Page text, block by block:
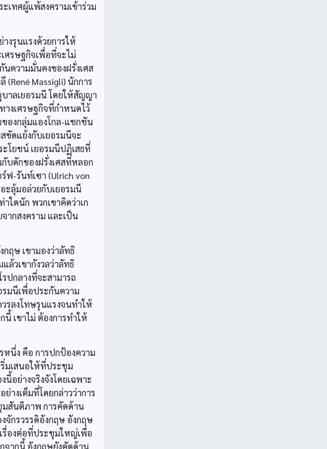
ทศผู้แพ้สงครามเข้าร่วม
งรุนแรงด้วยการให้
ศรษฐกิจเพื่อที่จะไม่
นความมั่นคงของฝรั่งเศส
Massigli) นักการ
บาลเยอรมนี โดยให้สัญญา
างเศรษฐกิจที่กำหนดไว้
ของกลุ่มแองโกล-แชกชัน
ขัดแย้งกับเยอรมนีจะ
โยชน์ เยอรมนีปฏิเสธที่
กับดักของฝรั่งเศสที่หลอก
ฟ-รันท์เซา (Ulrich von
ะลุ้มอล่วยกับเยอรมนี
ใดนัก พวกเขาคิดว่าเก
ากสงคราม และเป็น
ฤษ เขามองว่าลัทธิ
ล้วเขากังวลว่าลัทธิ
ปกลางที่จะสามารถ
มนีเพื่อประกันความ
รลงโทษรุนแรงจนทำให้
เขาไม่ ต้องการทำให้
นึ่ง คือ การปกป้องความ
มเสนอให้ที่ประชุม
อย่างจริงจังโดยเฉพาะ
างเต็มที่โดยกล่าวว่าการ
มสันติภาพ การคัดด้าน
จักรวรรดิอังกฤษ อังกฤษ
รื่องต่อที่ประชุมใหญ่เพื่อ
จากนี้ อังกฤษยังคัดด้าน